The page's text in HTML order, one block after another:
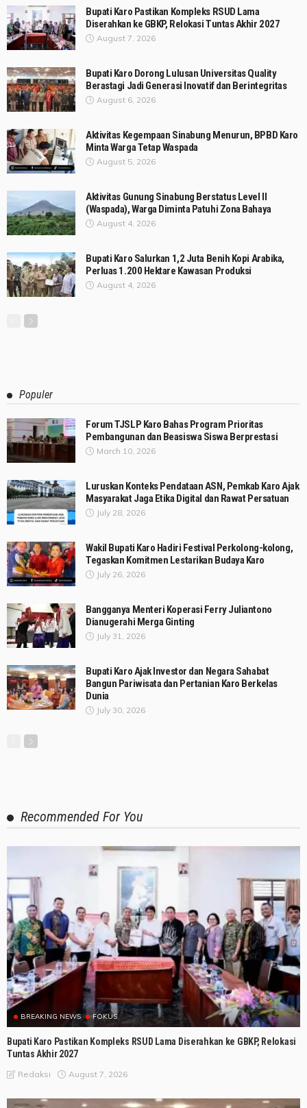
Bupati Karo Pastikan Kompleks RSUD Lama
Diserahkan ke GBKP, Relokasi Tuntas Akhir 2027
August 7, 2026
Bupati Karo Dorong Lulusan Universitas Quality
Berastagi Jadi Generasi Inovatif dan Berintegritas
August 6, 2026
Aktivitas Kegempaan Sinabung Menurun, BPBD Karo
Minta Warga Tetap Waspada
August 5, 2026
Aktivitas Gunung Sinabung Berstatus Level II
(Waspada), Warga Diminta Patuhi Zona Bahaya
August 4, 2026
Bupati Karo Salurkan 1,2 Juta Benih Kopi Arabika,
Perluas 1.200 Hektare Kawasan Produksi
August 4, 2026
Populer
Forum TJSLP Karo Bahas Program Prioritas
Pembangunan dan Beasiswa Siswa Berprestasi
March 10, 2026
Luruskan Konteks Pendataan ASN, Pemkab Karo Ajak
Masyarakat Jaga Etika Digital dan Rawat Persatuan
July 28, 2026
Wakil Bupati Karo Hadiri Festival Perkolong-kolong,
Tegaskan Komitmen Lestarikan Budaya Karo
July 26, 2026
Bangganya Menteri Koperasi Ferry Juliantono
Dianugerahi Merga Ginting
July 31, 2026
Bupati Karo Ajak Investor dan Negara Sahabat
Bangun Pariwisata dan Pertanian Karo Berkelas
Dunia
July 30, 2026
Recommended For You
BREAKING NEWS FOKUS
Bupati Karo Pastikan Kompleks RSUD Lama Diserahkan ke GBKP, Relokasi
Tuntas Akhir 2027
Redaksi August 7, 2026